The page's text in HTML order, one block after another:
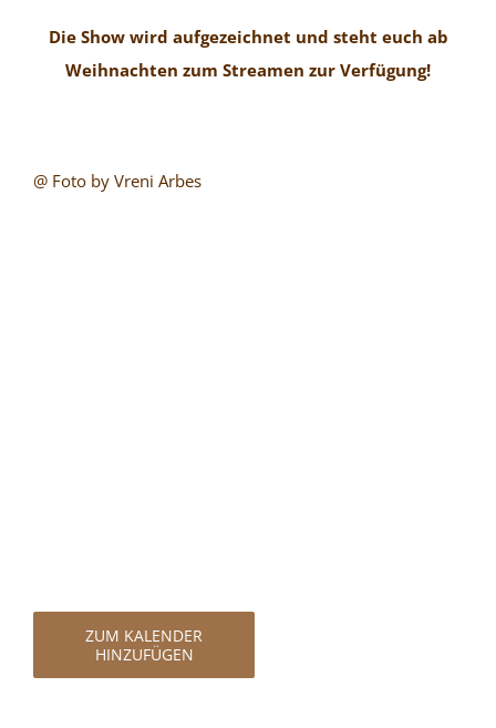
Die Show wird aufgezeichnet und steht euch ab
Weihnachten zum Streamen zur Verfügung!
@ Foto by Vreni Arbes
ZUM KALENDER
HINZUFÜGEN